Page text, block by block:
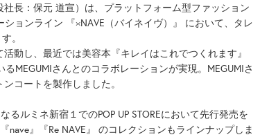
長：保元 道宣）は、プラットフォーム型ファッション
ョンライン 『×NAVE（バイネイヴ）』 において、タレ
。
動し、最近では美容本『キレイはこれでつくれます』
MEGUMIさんとのコラボレーションが実現。MEGUMIさ
コートを製作しました。
ルミネ新宿１でのPOP UP STOREにおいて先行発売を
nave』『Re NAVE』 のコレクションもラインナップしま